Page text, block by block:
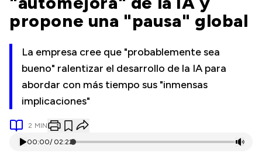
propone una "pausa" global
La empresa cree que "probablemente sea
bueno" ralentizar el desarrollo de la IA para
abordar con más tiempo sus "inmensas
implicaciones"
2 MIN
00:00/ 02:22